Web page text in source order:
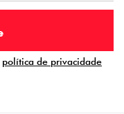
política de privacidade